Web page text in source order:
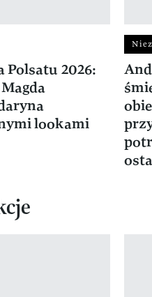
Polsatu 2026:
lookami